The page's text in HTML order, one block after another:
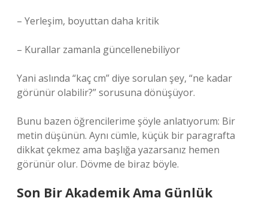
– Yerleşim, boyuttan daha kritik
– Kurallar zamanla güncellenebiliyor
Yani aslında “kaç cm” diye sorulan şey, “ne kadar
görünür olabilir?” sorusuna dönüşüyor.
Bunu bazen öğrencilerime şöyle anlatıyorum: Bir
metin düşünün. Aynı cümle, küçük bir paragrafta
dikkat çekmez ama başlığa yazarsanız hemen
görünür olur. Dövme de biraz böyle.
Son Bir Akademik Ama Günlük